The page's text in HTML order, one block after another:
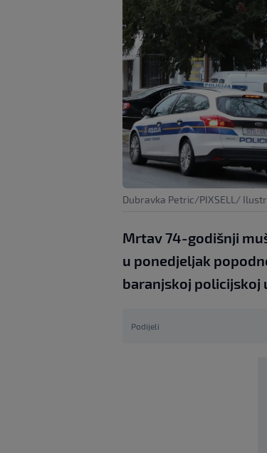
Dubravka Petric/PIXSELL/
Mrtav 74-godišnji
u ponedjeljak
baranjskoj policijskoj
Podijeli